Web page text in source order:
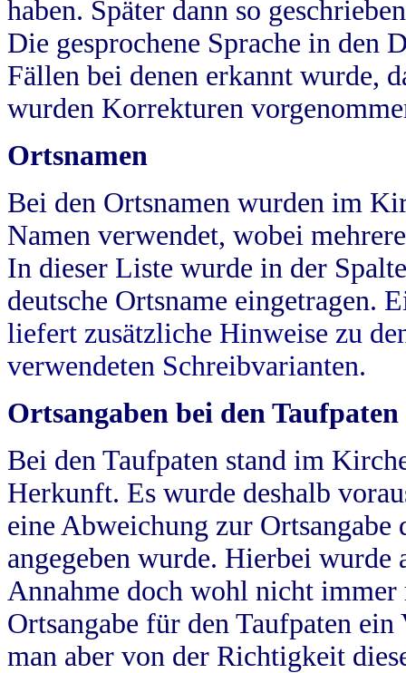
haben. Später dann so
Die gesprochene Sprache in
Fällen bei denen erkannt wurde,
wurden Korrekturen
Ortsnamen
Bei den Ortsnamen wurden im
Namen verwendet, wobei
In dieser Liste wurde in der
deutsche Ortsname eingetragen.
liefert zusätzliche Hinweise zu
verwendeten Schreibvarianten.
Ortsangaben bei den Taufpaten
Bei den Taufpaten stand im
Herkunft. Es wurde deshalb
eine Abweichung zur
angegeben wurde. Hierbei wurde
Annahme doch wohl nicht
Ortsangabe für den Taufpaten
man aber von der Richtigkeit